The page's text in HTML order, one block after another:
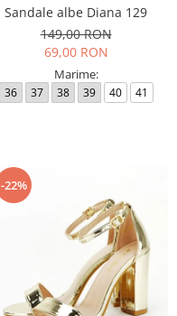
Sandale albe Diana 129
149,00 RON
69,00 RON
Marime:
36 37 38 39 40 41
-22%